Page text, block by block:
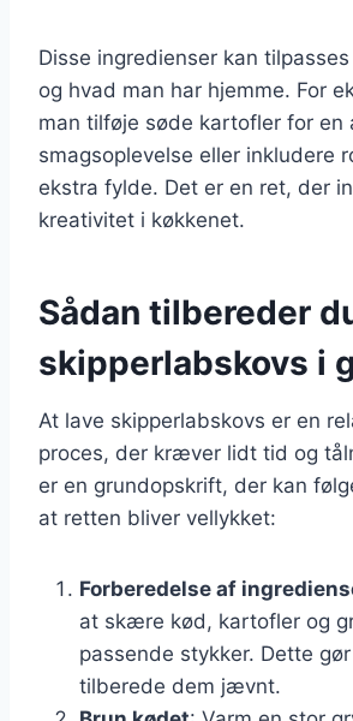
Disse ingredienser kan
og hvad man har hjemme. For
man tilføje søde kartofler for en
smagsoplevelse eller inkludere
ekstra fylde. Det er en ret, der
kreativitet i køkkenet.
Sådan tilbereder
skipperlabskovs i
At lave skipperlabskovs er en
proces, der kræver lidt tid og
er en grundopskrift, der kan
at retten bliver vellykket:
Forberedelse af
at skære kød, kartofler og
passende stykker. Dette
tilberede dem jævnt.